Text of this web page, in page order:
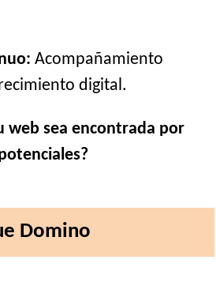
Acompañamiento
digital.
web sea encontrada por
Domino